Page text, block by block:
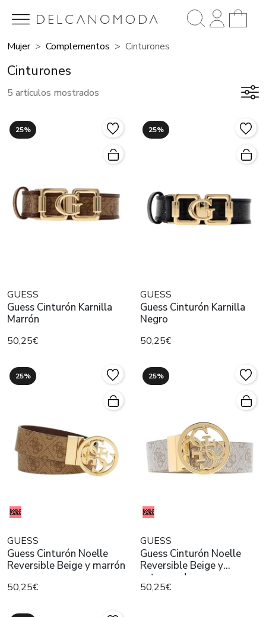
Mujer Complementos Cinturones
Cinturones
5 artículos mostrados
25%
GUESS
Guess Cinturón Karnilla
Marrón
50,25€
25%
GUESS
Guess Cinturón Karnilla
Negro
50,25€
25%
GUESS
Guess Cinturón Noelle
Reversible Beige y marrón
50,25€
25%
GUESS
Guess Cinturón Noelle
Reversible Beige y
estampado
50,25€